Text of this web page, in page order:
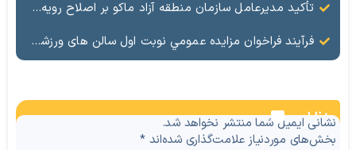
تأکید مدیرعامل سازمان منطقه آزاد ماکو بر اصلاح رویه‌ها و ارتقای جایگاه مرز بازرگان
فرآيند فراخوان مزایده عمومي نوبت اول سالن های ورزشی تحت اختیار منطقه آزاد ماکو در شهرهای بازرگان – شوط و پلدشت
نظرات
نشانی ایمیل شما منتشر نخواهد شد.
بخش‌های موردنیاز علامت‌گذاری شده‌اند*